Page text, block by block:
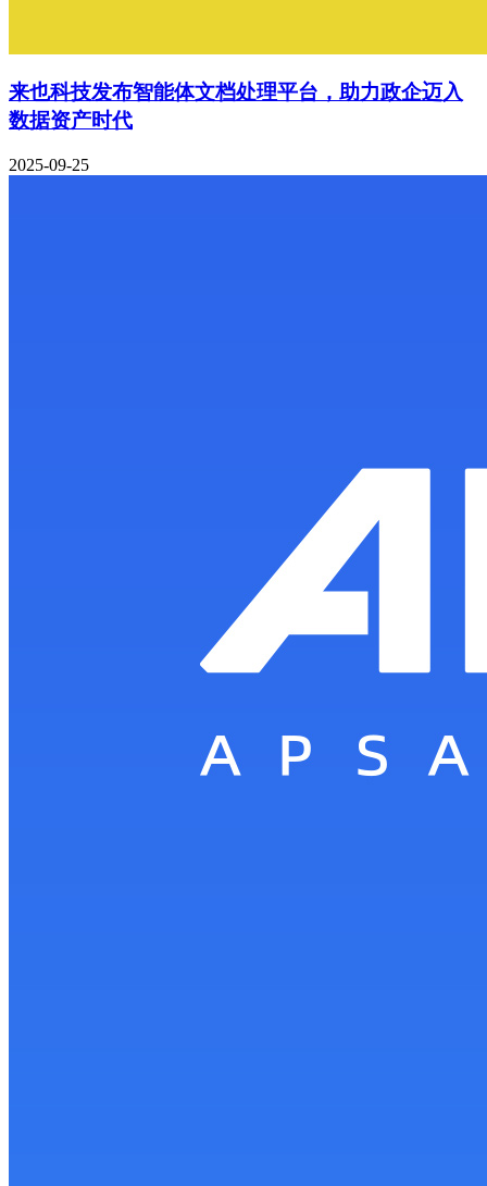
来也科技发布智能体文档处理平台，助力政企迈入
数据资产时代
2025-09-25